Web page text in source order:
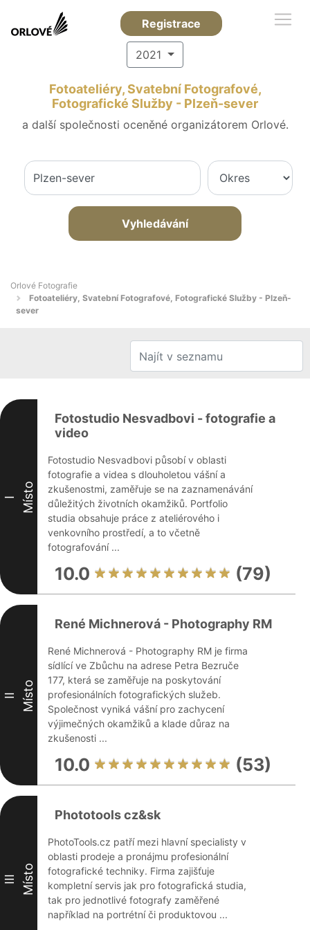
Registrace
2021
Fotoateliéry, Svatební Fotografové,
Fotografické Služby - Plzeň-sever
a další společnosti oceněné organizátorem Orlové.
Vyhledávání
Orlové Fotografie
Fotoateliéry, Svatební Fotografové, Fotografické Služby - Plzeň-
sever
I Místo
Fotostudio Nesvadbovi - fotografie a
video
Fotostudio Nesvadbovi působí v oblasti
fotografie a videa s dlouholetou vášní a
zkušenostmi, zaměřuje se na zaznamenávání
důležitých životních okamžiků. Portfolio
studia obsahuje práce z ateliérového i
venkovního prostředí, a to včetně
fotografování ...
10.0 (79)
II Místo
René Michnerová - Photography RM
René Michnerová - Photography RM je firma
sídlící ve Zbůchu na adrese Petra Bezruče
177, která se zaměřuje na poskytování
profesionálních fotografických služeb.
Společnost vyniká vášní pro zachycení
výjimečných okamžiků a klade důraz na
zkušenosti ...
10.0 (53)
III Místo
Phototools cz&sk
PhotoTools.cz patří mezi hlavní specialisty v
oblasti prodeje a pronájmu profesionální
fotografické techniky. Firma zajišťuje
kompletní servis jak pro fotografická studia,
tak pro jednotlivé fotografy zaměřené
například na portrétní či produktovou ...